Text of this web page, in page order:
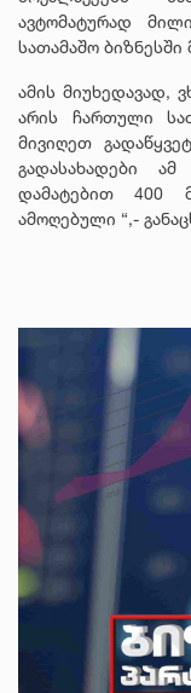
ავტომატურად
სათამაშო
ამის მიუხედავად,
არის ჩართული
მივიღეთ
გადასახადები
დამატებით 400
ამოღებული “,-